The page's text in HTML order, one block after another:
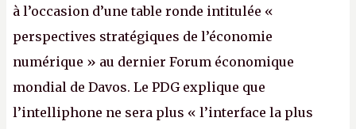
à l’occasion d’une table ronde intitulée «
perspectives stratégiques de l’économie
numérique » au dernier Forum économique
mondial de Davos. Le PDG explique que
l’intelliphone ne sera plus « l’interface la plus